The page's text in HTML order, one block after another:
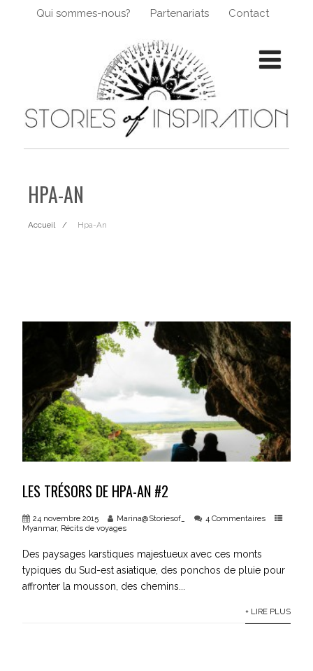
Qui sommes-nous? Partenariats Contact
HPA-AN
Accueil Hpa-An
LES TRÉSORS DE HPA-AN #2
24 novembre 2015 Marina@Storiesof_
4 Commentaires
Myanmar, Récits de voyages
Des paysages karstiques majestueux avec ces monts
typiques du Sud-est asiatique, des ponchos de pluie pour
affronter la mousson, des chemins...
+ LIRE PLUS